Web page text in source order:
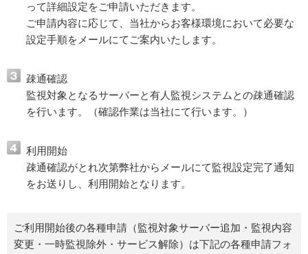
って詳細設定をご申請いただきます。
ご申請内容に応じて、当社からお客様環境において必要な
設定手順をメールにてご案内いたします。
疎通確認
監視対象となるサーバーと有人監視システムとの疎通確認
を行います。（確認作業は当社にて行います。）
利用開始
疎通確認がとれ次第弊社からメールにて監視設定完了通知
をお送りし、利用開始となります。
ご利用開始後の各種申請（監視対象サーバー追加・監視内容
変更・一時監視除外・サービス解除）は下記の各種申請フォ